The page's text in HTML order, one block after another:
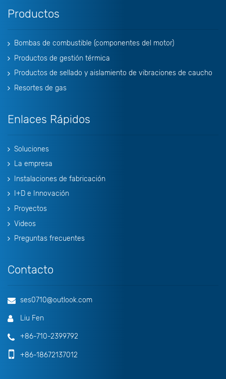
Productos
Bombas de combustible (componentes del motor)
Productos de gestión térmica
Productos de sellado y aislamiento de vibraciones de caucho
Resortes de gas
Enlaces Rápidos
Soluciones
La empresa
Instalaciones de fabricación
I+D e Innovación
Proyectos
Videos
Preguntas frecuentes
Contacto
ses0710@outlook.com
Liu Fen
+86-710-2399792
+86-18672137012